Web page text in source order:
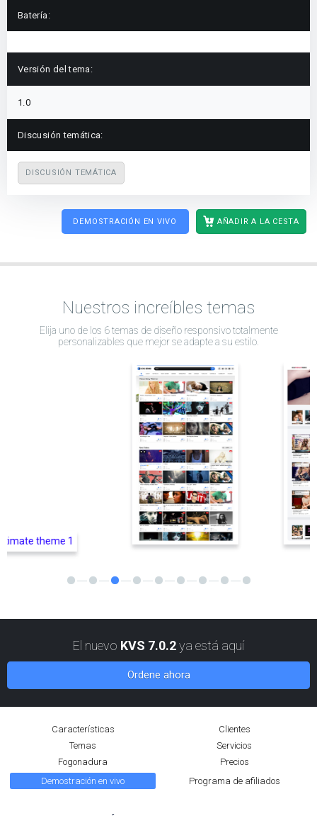
Batería:
Versión del tema:
1.0
Discusión temática:
DISCUSIÓN TEMÁTICA
DEMOSTRACIÓN EN VIVO AÑADIR A LA CESTA
Nuestros increíbles temas
Elija uno de los 6 temas de diseño responsivo totalmente
personalizables que mejor se adapte a su estilo.
El nuevo KVS 7.0.2ya está aquí
Ordene ahora
Características
Clientes
Temas
Servicios
Fogonadura
Precios
Demostración en vivo
Programa de afiliados